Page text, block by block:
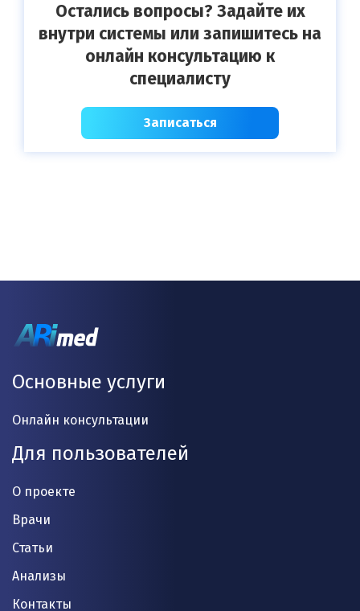
Остались вопросы? Задайте их
внутри системы или запишитесь на
онлайн консультацию к
специалисту
Записаться
Основные услуги
Онлайн консультации
Для пользователей
О проекте
Врачи
Статьи
Анализы
Контакты